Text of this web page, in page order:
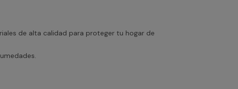
de alta calidad para proteger tu hogar de